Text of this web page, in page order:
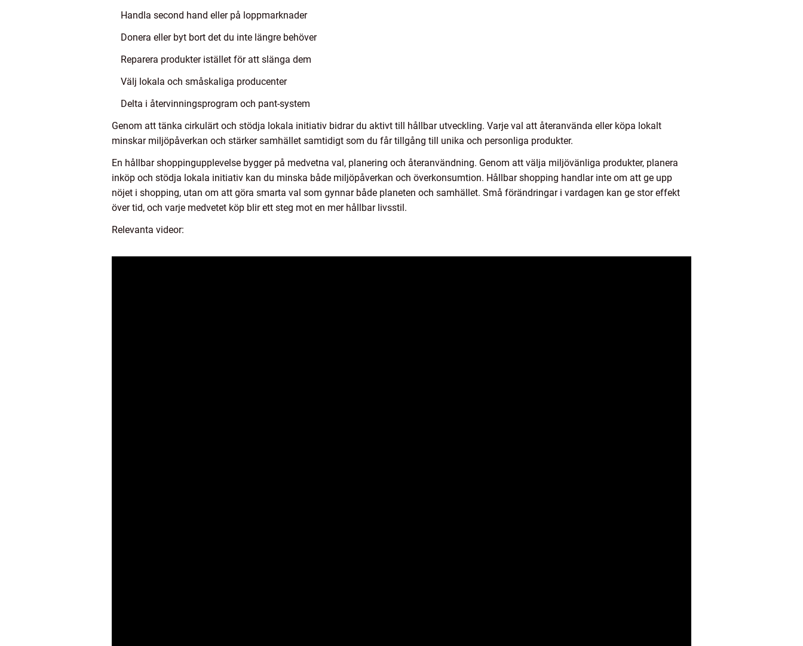
Handla second hand eller på loppmarknader
Donera eller byt bort det du inte längre behöver
Reparera produkter istället för att slänga dem
Välj lokala och småskaliga producenter
Delta i återvinningsprogram och pant-system
Genom att tänka cirkulärt och stödja lokala initiativ bidrar du aktivt till hållbar utveckling. Varje val att återanvända eller köpa lokalt
minskar miljöpåverkan och stärker samhället samtidigt som du får tillgång till unika och personliga produkter.
En hållbar shoppingupplevelse bygger på medvetna val, planering och återanvändning. Genom att välja miljövänliga produkter, planera
inköp och stödja lokala initiativ kan du minska både miljöpåverkan och överkonsumtion. Hållbar shopping handlar inte om att ge upp
nöjet i shopping, utan om att göra smarta val som gynnar både planeten och samhället. Små förändringar i vardagen kan ge stor effekt
över tid, och varje medvetet köp blir ett steg mot en mer hållbar livsstil.
Relevanta videor: